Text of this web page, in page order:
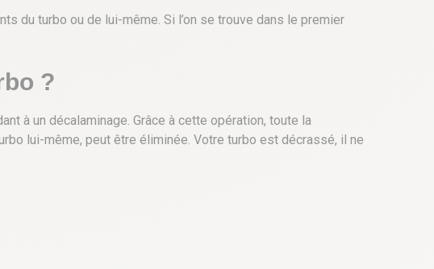
du turbo ou de lui-même. Si l’on se trouve dans le premier
?
à un décalaminage. Grâce à cette opération, toute la
lui-même, peut être éliminée. Votre turbo est décrassé, il ne